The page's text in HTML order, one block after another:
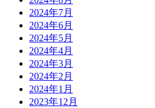
2024年7月
2024年6月
2024年5月
2024年4月
2024年3月
2024年2月
2024年1月
2023年12月